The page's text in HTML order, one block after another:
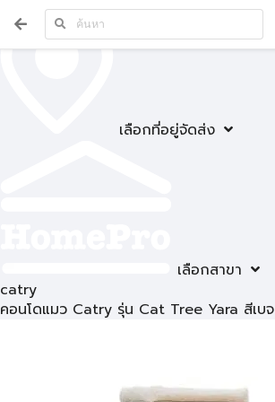
เลือกที่อยู่จัดส่ง
เลือกสาขา
catry
คอนโดแมว Catry รุ่น Cat Tree Yara สีเบจ